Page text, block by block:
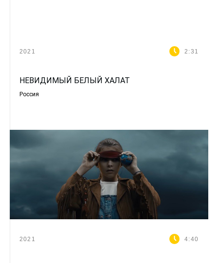
2021 2:31
НЕВИДИМЫЙ БЕЛЫЙ ХАЛАТ
Россия
2021 4:40